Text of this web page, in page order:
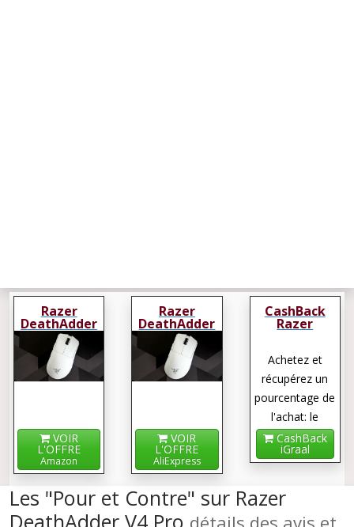
Razer
DeathAdder
V4 Pro
VOIR
L'OFFRE
Amazon
Razer
DeathAdder
V4 Pro
VOIR
L'OFFRE
AliExpress
CashBack
Razer
Achetez et
récupérez un
pourcentage de
l'achat: le
cashback !
CashBack
iGraal
Les "Pour et Contre" sur Razer